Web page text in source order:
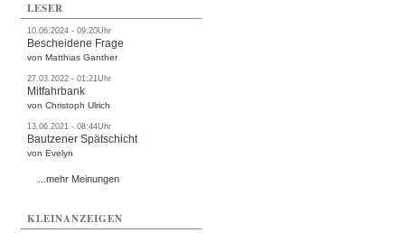
LESER
10.06.2024 - 09:20Uhr
Bescheidene Frage
von Matthias Ganther
27.03.2022 - 01:21Uhr
Mitfahrbank
von Christoph Ulrich
13.06.2021 - 08:44Uhr
Bautzener Spätschicht
von Evelyn
...mehr Meinungen
KLEINANZEIGEN